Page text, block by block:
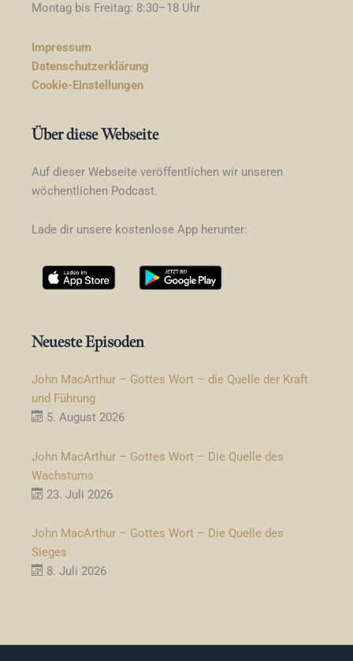
Montag bis Freitag: 8:30–18 Uhr
Impressum
Datenschutzerklärung
Cookie-Einstellungen
Über diese Webseite
Auf dieser Webseite veröffentlichen wir unseren
wöchentlichen Podcast.
Lade dir unsere kostenlose App herunter:
Neueste Episoden
John MacArthur – Gottes Wort – die Quelle der Kraft
und Führung
5. August 2026
John MacArthur – Gottes Wort – Die Quelle des
Wachstums
23. Juli 2026
John MacArthur – Gottes Wort – Die Quelle des
Sieges
8. Juli 2026